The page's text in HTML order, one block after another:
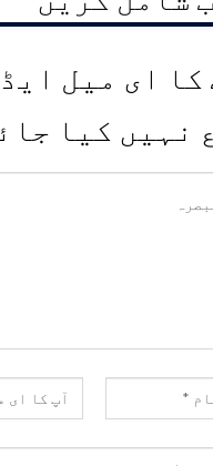
کا ای میل
نہیں کیا